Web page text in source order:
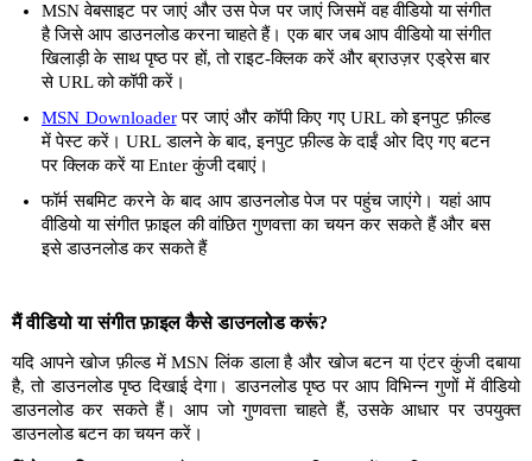
MSN वेबसाइट पर जाएं और उस पेज पर जाएं जिसमें वह वीडियो या संगीत
है जिसे आप डाउनलोड करना चाहते हैं। एक बार जब आप वीडियो या संगीत
खिलाड़ी के साथ पृष्ठ पर हों, तो राइट-क्लिक करें और ब्राउज़र एड्रेस बार
से URL को कॉपी करें।
MSN Downloaderपर जाएं और कॉपी किए गए URL को इनपुट फ़ील्ड
में पेस्ट करें। URL डालने के बाद, इनपुट फ़ील्ड के दाईं ओर दिए गए बटन
पर क्लिक करें या Enter कुंजी दबाएं।
फॉर्म सबमिट करने के बाद आप डाउनलोड पेज पर पहुंच जाएंगे। यहां आप
वीडियो या संगीत फ़ाइल की वांछित गुणवत्ता का चयन कर सकते हैं और बस
इसे डाउनलोड कर सकते हैं
मैं वीडियो या संगीत फ़ाइल कैसे डाउनलोड करूं?
यदि आपने खोज फ़ील्ड में MSN लिंक डाला है और खोज बटन या एंटर कुंजी दबाया
है, तो डाउनलोड पृष्ठ दिखाई देगा। डाउनलोड पृष्ठ पर आप विभिन्न गुणों में वीडियो
डाउनलोड कर सकते हैं। आप जो गुणवत्ता चाहते हैं, उसके आधार पर उपयुक्त
डाउनलोड बटन का चयन करें।